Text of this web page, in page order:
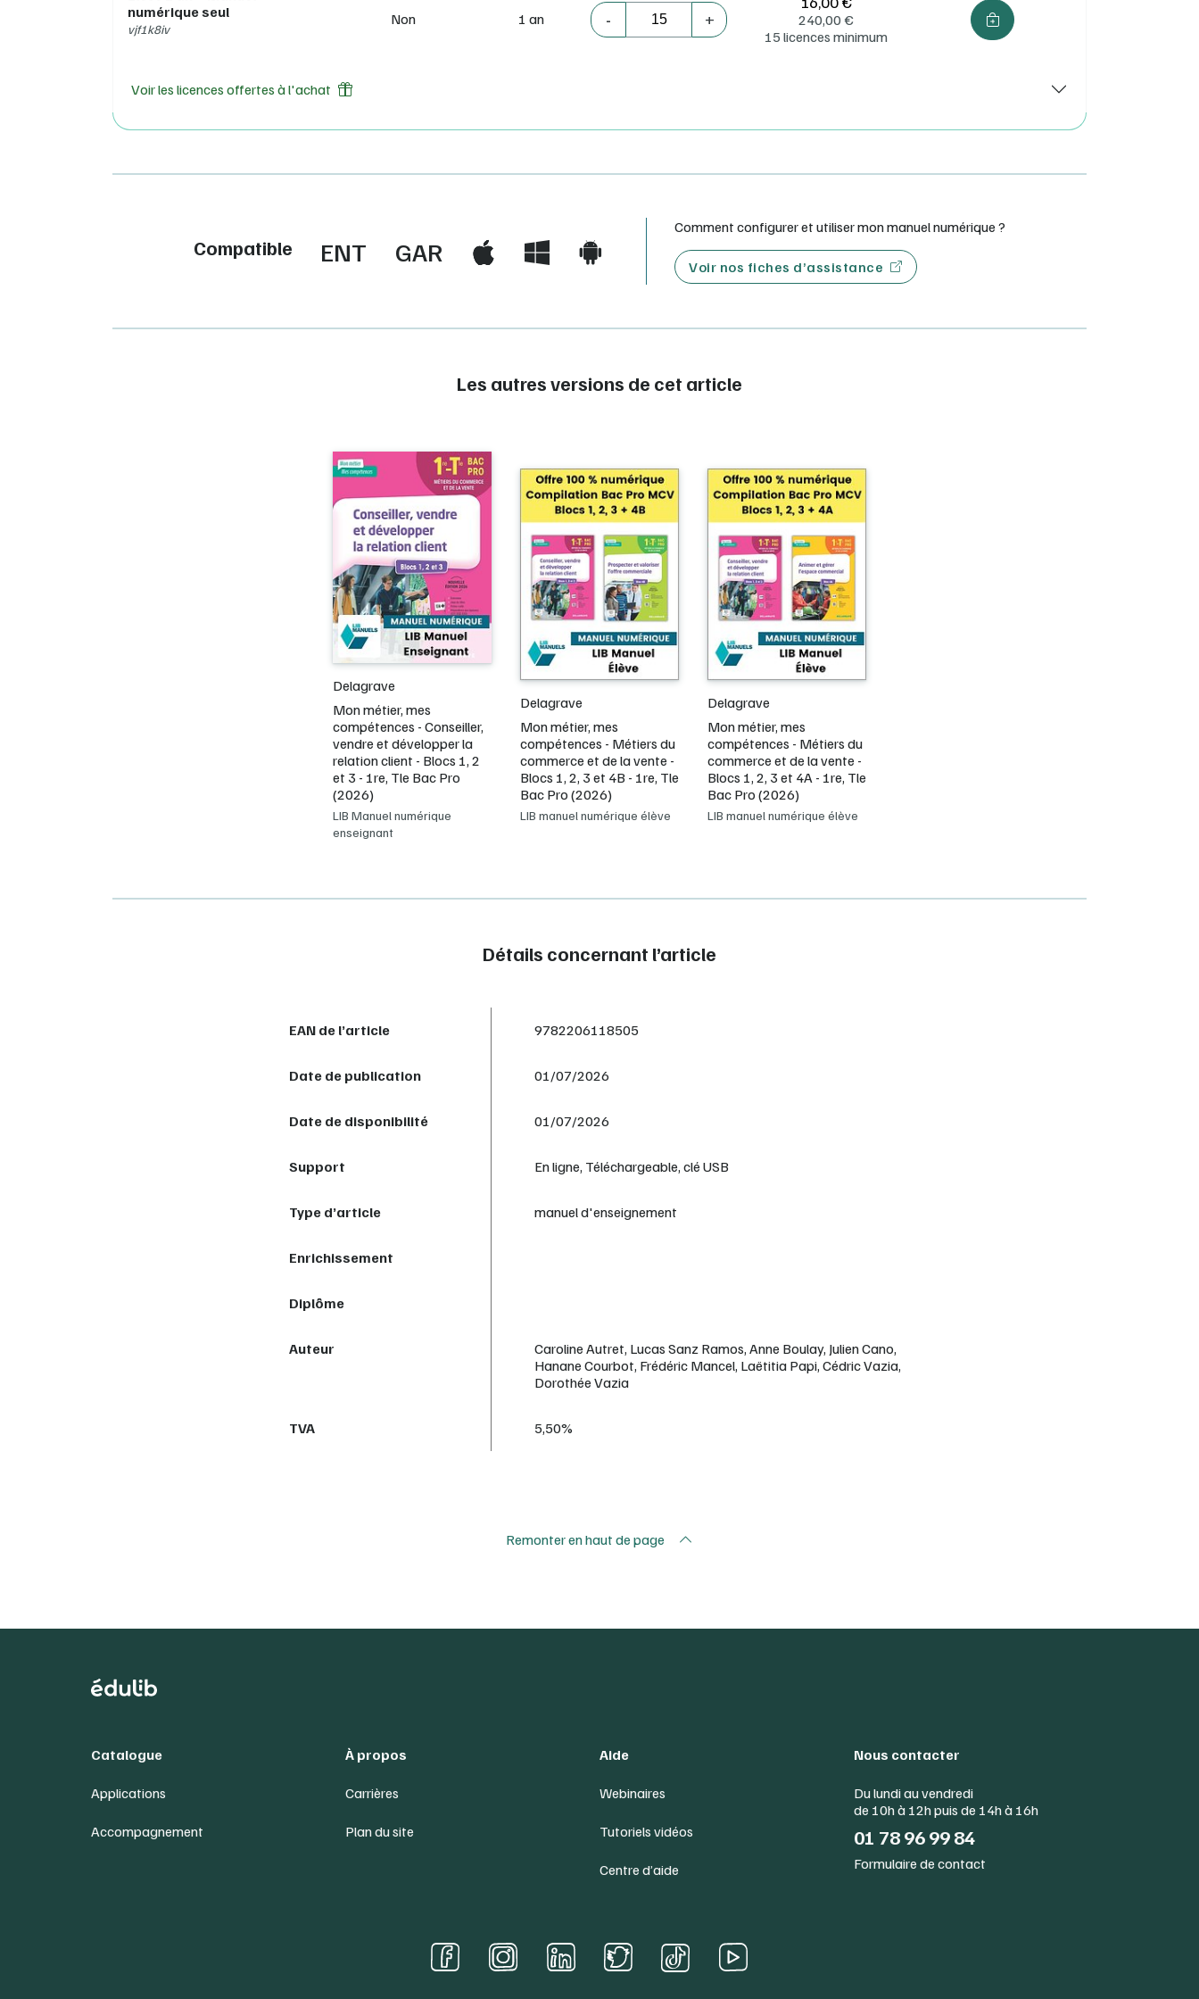
numérique seul
vjf1k8iv
Non 1 an - + 240,00 €
15 licences minimum
Voir les licences offertes à l'achat
Compatible ENT GAR
Comment configurer et utiliser mon manuel numérique ?
Voir nos fiches d’assistance
Les autres versions de cet article
Delagrave
Mon métier, mes
compétences - Conseiller,
vendre et développer la
relation client - Blocs 1, 2
et 3 - 1re, Tle Bac Pro
(2026)
LIB Manuel numérique
enseignant
Delagrave
Mon métier, mes
compétences - Métiers du
commerce et de la vente -
Blocs 1, 2, 3 et 4B - 1re, Tle
Bac Pro (2026)
LIB manuel numérique élève
Delagrave
Mon métier, mes
compétences - Métiers du
commerce et de la vente -
Blocs 1, 2, 3 et 4A - 1re, Tle
Bac Pro (2026)
LIB manuel numérique élève
Détails concernant l’article
EAN de l’article 9782206118505
Date de publication 01/07/2026
Date de disponibilité 01/07/2026
Support En ligne, Téléchargeable, clé USB
Type d’article manuel d'enseignement
Enrichissement
Diplôme
Auteur
Caroline Autret, Lucas Sanz Ramos, Anne Boulay, Julien Cano,
Hanane Courbot, Frédéric Mancel, Laëtitia Papi, Cédric Vazia,
Dorothée Vazia
TVA 5,50%
Remonter en haut de page
Catalogue
Applications
Accompagnement
À propos
Carrières
Plan du site
Aide
Webinaires
Tutoriels vidéos
Centre d’aide
Nous contacter
Du lundi au vendredi
de 10h à 12h puis de 14h à 16h
01 78 96 99 84
Formulaire de contact